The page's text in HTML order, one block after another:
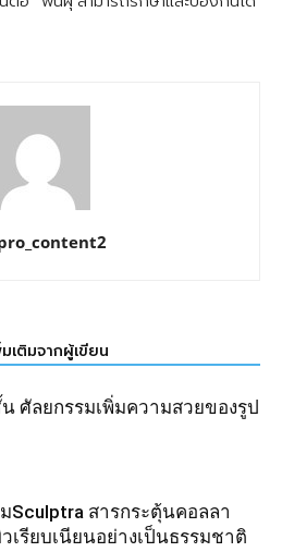
มเติมจากผู้เขียน
ศัลยกรรมเพิ่มความสวยของรูป
Sculptra สารกระตุ้นคอลลา
วเรียบเนียนอย่างเป็นธรรมชาติ